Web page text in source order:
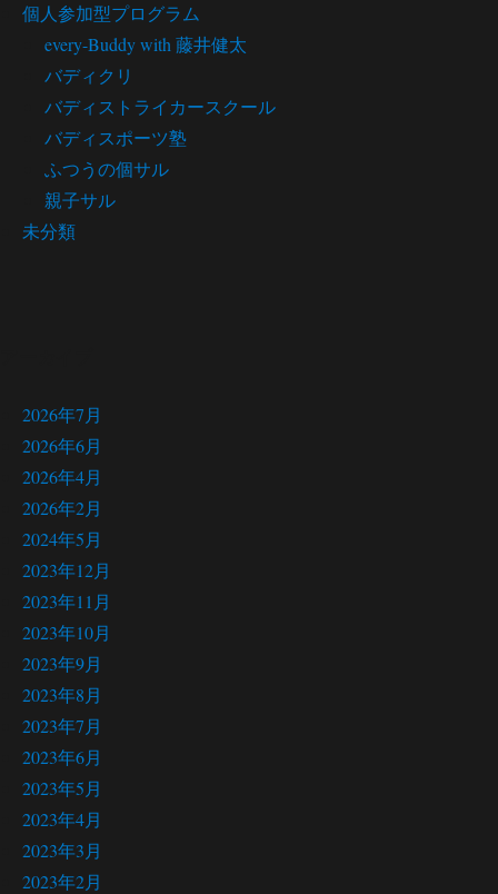
個人参加型プログラム
every-Buddy with 藤井健太
バディクリ
バディストライカースクール
バディスポーツ塾
ふつうの個サル
親子サル
未分類
2026年7月
2026年6月
2026年4月
2026年2月
2024年5月
2023年12月
2023年11月
2023年10月
2023年9月
2023年8月
2023年7月
2023年6月
2023年5月
2023年4月
2023年3月
2023年2月